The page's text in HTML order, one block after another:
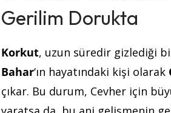
Gerilim Dorukta
Korkut, uzun süredir gizlediği
Bahar‘ın hayatındaki kişi olarak
çıkar. Bu durum, Cevher için